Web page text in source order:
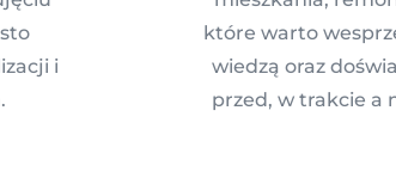
i
które warto
wiedzą oraz
przed, w trakcie a